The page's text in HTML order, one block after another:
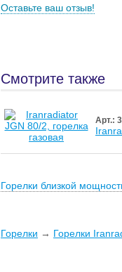
Оставьте ваш отзыв!
Смотрите также
Арт.:
Горелки близкой
Горелки → Горелки